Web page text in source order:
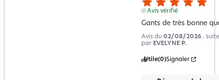
Avis vérifié
Gants de très bonne
Avis du 02/08/2026 ,
par EVELYNE P.
Utile(0)Signaler